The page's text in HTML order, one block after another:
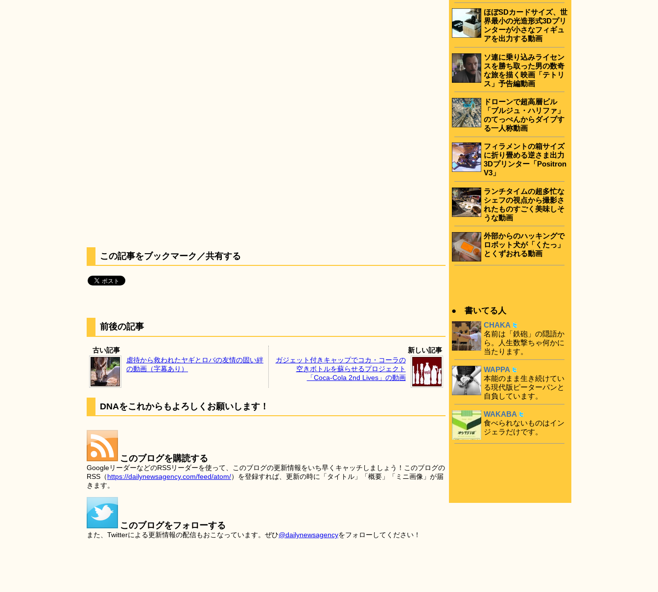
この記事をブックマーク／共有する
前後の記事
古い記事
虐待から救われたヤギとロバの友情の固い絆
の動画（字幕あり）
新しい記事
ガジェット付きキャップでコカ・コーラの
空きボトルを蘇らせるプロジェクト
「Coca-Cola 2nd Lives」の動画
DNAをこれからもよろしくお願いします！
このブログを購読する
GoogleリーダーなどのRSSリーダーを使って、このブログの更新情報をいち早くキャッチしましょう！このブログの
RSS（https://dailynewsagency.com/feed/atom/）を登録すれば、更新の時に「タイトル」「概要」「ミニ画像」が届
きます。
このブログをフォローする
また、Twitterによる更新情報の配信もおこなっています。ぜひ@dailynewsagencyをフォローしてください！
ほぼSDカードサイズ、世
界最小の光造形式3Dプリ
ンターが小さなフィギュ
アを出力する動画
ソ連に乗り込みライセン
スを勝ち取った男の数奇
な旅を描く映画「テトリ
ス」予告編動画
ドローンで超高層ビル
「ブルジュ・ハリファ」
のてっぺんからダイブす
る一人称動画
フィラメントの箱サイズ
に折り畳める逆さま出力
3Dプリンター「Positron
V3」
ランチタイムの超多忙な
シェフの視点から撮影さ
れたものすごく美味しそ
うな動画
外部からのハッキングで
ロボット犬が「くたっ」
とくずおれる動画
● 書いてる人
CHAKA
名前は「鉄砲」の隠語か
ら。人生数撃ちゃ何かに
当たります。
WAPPA
本能のまま生き続けてい
る現代版ピーターパンと
自負しています。
WAKABA
食べられないものはイン
ジェラだけです。